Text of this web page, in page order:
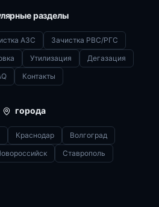
разделы
АЗС
Зачистка РВС/РГС
Утилизация
Дегазация
Контакты
города
Краснодар
Волгоград
Ставрополь